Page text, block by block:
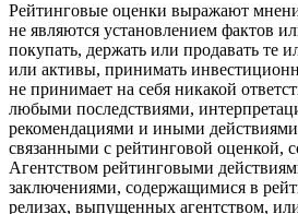
Рейтинговые оценки выражают
не являются установлением фактов
покупать, держать или продавать те
или активы, принимать
не принимает на себя никакой
любыми последствиями,
рекомендациями и иными
связанными с рейтинговой оценкой,
Агентством рейтинговыми
заключениями, содержащимися в
релизах, выпущенных агентством,